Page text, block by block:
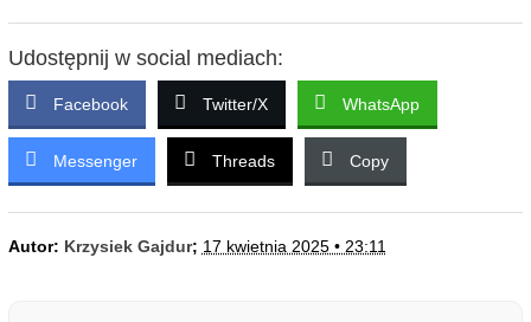
Udostępnij w social mediach:
Facebook Twitter/X WhatsApp
Messenger Threads Copy
Autor: Krzysiek Gajdur; 17 kwietnia 2025 • 23:11